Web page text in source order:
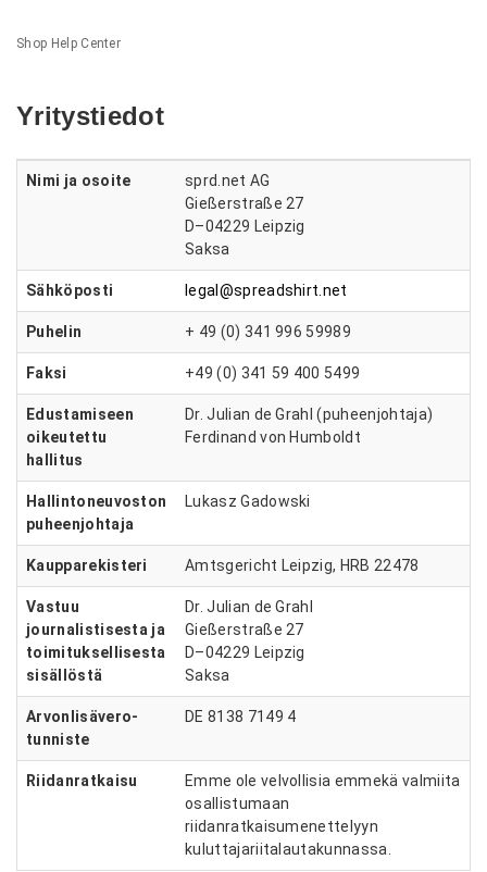
Shop Help Center
Yritystiedot
Nimi ja osoite
sprd.net AG
Gießerstraße 27
D–04229 Leipzig
Saksa
Sähköposti legal@spreadshirt.net
Puhelin + 49 (0) 341 996 59989
Faksi +49 (0) 341 59 400 5499
Edustamiseen
oikeutettu
hallitus
Dr. Julian de Grahl (puheenjohtaja)
Ferdinand von Humboldt
Hallintoneuvoston
puheenjohtaja
Lukasz Gadowski
Kaupparekisteri Amtsgericht Leipzig, HRB 22478
Vastuu
journalistisesta ja
toimituksellisesta
sisällöstä
Dr. Julian de Grahl
Gießerstraße 27
D–04229 Leipzig
Saksa
Arvonlisävero-
tunniste
DE 8138 7149 4
Riidanratkaisu
Emme ole velvollisia emmekä valmiita
osallistumaan
riidanratkaisumenettelyyn
kuluttajariitalautakunnassa.